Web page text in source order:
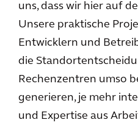
uns, dass wir hier auf
Unsere praktische
Entwicklern und
die
Rechenzentren umso
generieren, je mehr
und Expertise aus